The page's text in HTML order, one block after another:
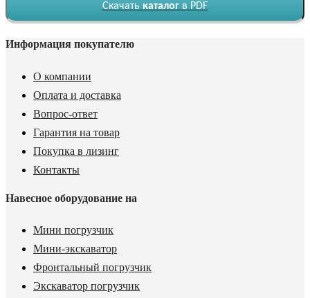
Скачать каталог в PDF
Информация покупателю
О компании
Оплата и доставка
Вопрос-ответ
Гарантия на товар
Покупка в лизинг
Контакты
Навесное оборудование на
Мини погрузчик
Мини-экскаватор
Фронтальный погрузчик
Экскаватор погрузчик